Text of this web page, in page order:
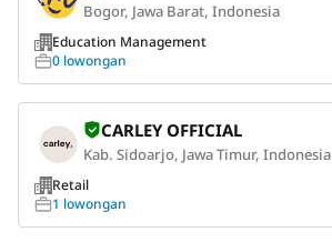
Bogor, Jawa Barat, Indonesia
Education Management
0 lowongan
CARLEY OFFICIAL
Kab. Sidoarjo, Jawa Timur, Indonesia
Retail
1 lowongan